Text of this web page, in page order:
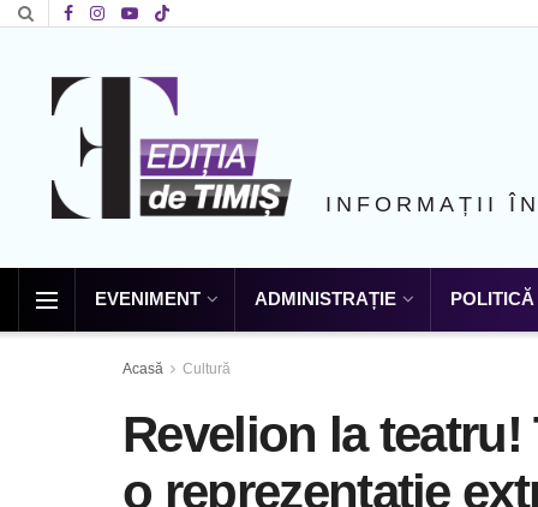
INFORMAȚII
EVENIMENT ADMINISTRAȚIE POLITICĂ
Acasă Cultură
Revelion la
o reprezentație